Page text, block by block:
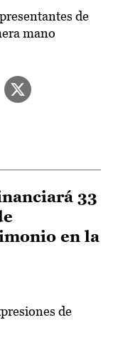
de
mano
33
en la
de